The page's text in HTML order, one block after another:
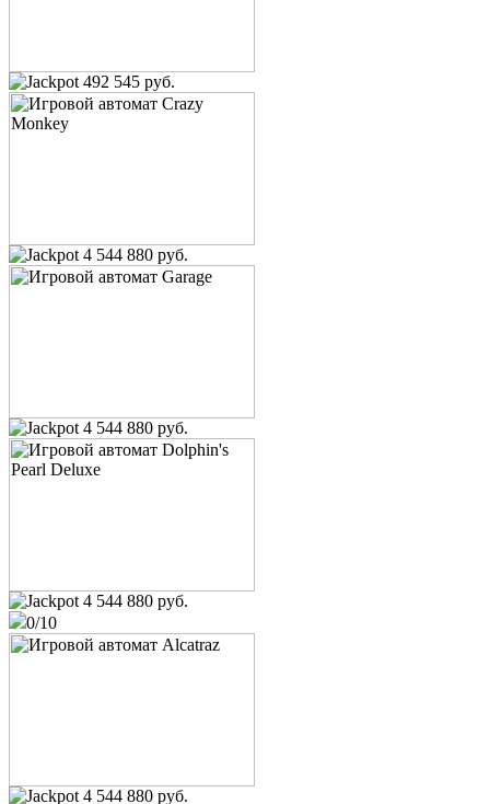
492 545 руб.
4 544 880 руб.
4 544 880 руб.
4 544 880 руб.
0/10
4 544 880 руб.